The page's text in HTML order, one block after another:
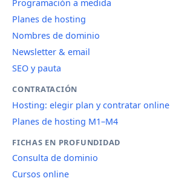
Programación a medida
Planes de hosting
Nombres de dominio
Newsletter & email
SEO y pauta
CONTRATACIÓN
Hosting: elegir plan y contratar online
Planes de hosting M1–M4
FICHAS EN PROFUNDIDAD
Consulta de dominio
Cursos online